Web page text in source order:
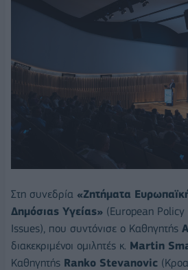
Στη συνεδρία «Ζητήματα
Δημόσιας Υγείας» (European
Issues), που συντόνισε ο Καθηγητής
διακεκριμένοι ομιλητές κ. Martin
Καθηγητής Ranko Stevanovic